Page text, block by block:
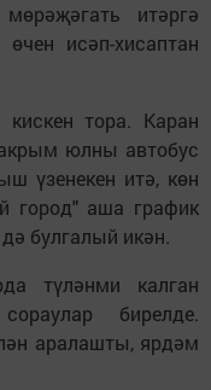
итәргә
исәп-хисаптан
тора. Каран
юлны автобус
үзенекен итә, көн
город" аша график
булгалый икән.
түләнми калган
бирелде.
аралашты, ярдәм